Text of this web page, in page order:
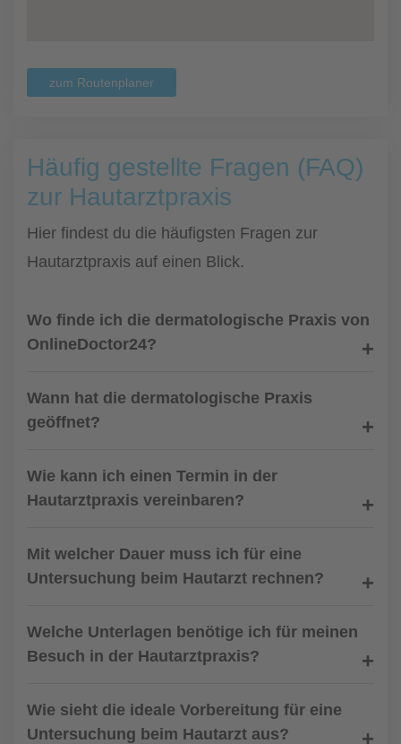
zum Routenplaner
Häufig gestellte Fragen (FAQ)
zur Hautarztpraxis
Hier findest du die häufigsten Fragen zur
Hautarztpraxis auf einen Blick.
Wo finde ich die dermatologische Praxis von
OnlineDoctor24?
Wann hat die dermatologische Praxis
geöffnet?
Wie kann ich einen Termin in der
Hautarztpraxis vereinbaren?
Mit welcher Dauer muss ich für eine
Untersuchung beim Hautarzt rechnen?
Welche Unterlagen benötige ich für meinen
Besuch in der Hautarztpraxis?
Wie sieht die ideale Vorbereitung für eine
Untersuchung beim Hautarzt aus?